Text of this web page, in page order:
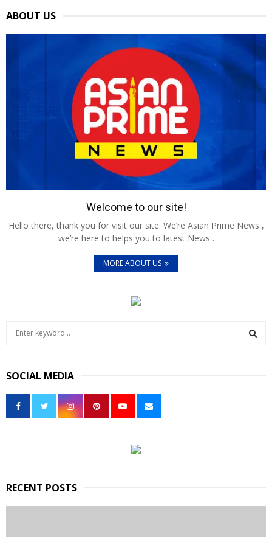
ABOUT US
Welcome to our site!
Hello there, thank you for visit our site. We’re Asian Prime News ,
we’re here to helps you to latest News .
MORE ABOUT US
c
h
o
SOCIAL MEDIA
RECENT POSTS